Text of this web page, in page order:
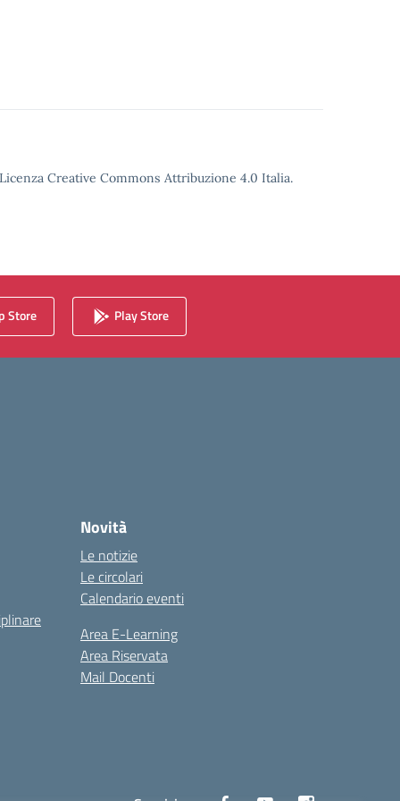
Creative Commons Attribuzione 4.0 Italia.
Store Play Store
Novità
Le notizie
Le circolari
Calendario eventi
Area E-Learning
Area Riservata
Mail Docenti